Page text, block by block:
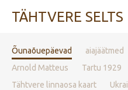
TÄHTVERE SELTS
Õunaõuepäevad aiajäätmed
Arnold Matteus
Tartu 1929
Tähtvere linnaosa kaart